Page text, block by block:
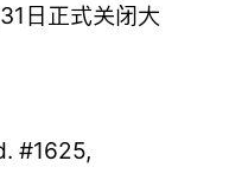
日正式关闭大
#1625,